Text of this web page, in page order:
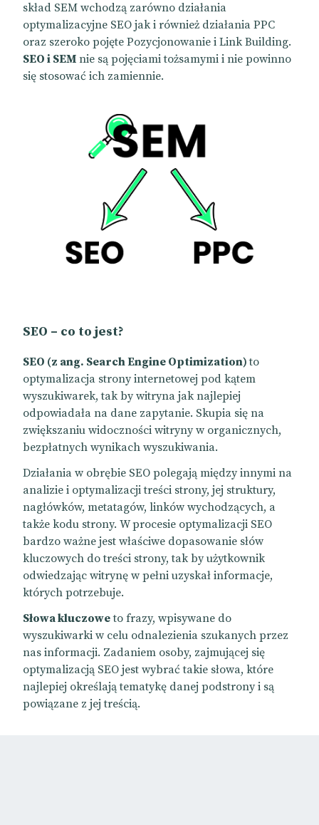
skład SEM wchodzą zarówno działania
optymalizacyjne SEO jak i również działania PPC
oraz szeroko pojęte Pozycjonowanie i Link Building.
SEO i SEM nie są pojęciami tożsamymi i nie powinno
się stosować ich zamiennie.
SEO – co to jest?
SEO (z ang. Search Engine Optimization)to
optymalizacja strony internetowej pod kątem
wyszukiwarek, tak by witryna jak najlepiej
odpowiadała na dane zapytanie. Skupia się na
zwiększaniu widoczności witryny w organicznych,
bezpłatnych wynikach wyszukiwania.
Działania w obrębie SEO polegają między innymi na
analizie i optymalizacji treści strony, jej struktury,
nagłówków, metatagów, linków wychodzących, a
także kodu strony. W procesie optymalizacji SEO
bardzo ważne jest właściwe dopasowanie słów
kluczowych do treści strony, tak by użytkownik
odwiedzając witrynę w pełni uzyskał informacje,
których potrzebuje.
Słowa kluczoweto frazy, wpisywane do
wyszukiwarki w celu odnalezienia szukanych przez
nas informacji. Zadaniem osoby, zajmującej się
optymalizacją SEO jest wybrać takie słowa, które
najlepiej określają tematykę danej podstrony i są
powiązane z jej treścią.